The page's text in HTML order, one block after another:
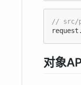
// src/
对象